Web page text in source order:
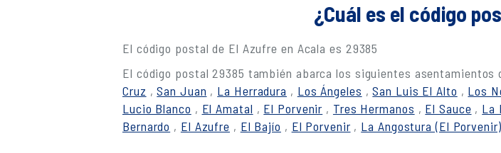
¿Cuál es el código
El código postal de El Azufre en Acala es 29385
El código postal 29385 también abarca los siguientes asentamientos
Cruz ,San Juan , La Herradura , Los Ángeles ,San Luis El Alto , Los
Lucio Blanco , El Amatal , El Porvenir , Tres Hermanos , El Sauce , La
Bernardo , El Azufre , El Bajío , El Porvenir , La Angostura (El Porvenir)